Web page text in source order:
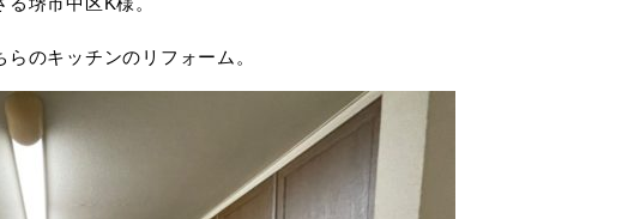
のキッチンのリフォーム。